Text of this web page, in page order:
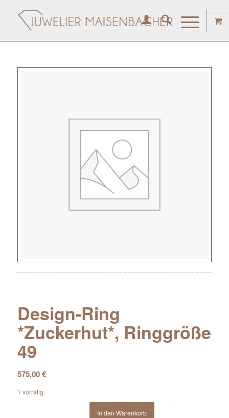
Design-Ring
*Zuckerhut*, Ringgröße
49
575,00€
1 vorrätig
In den Warenkorb